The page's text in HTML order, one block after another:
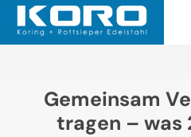
Gemeinsam
tragen – was